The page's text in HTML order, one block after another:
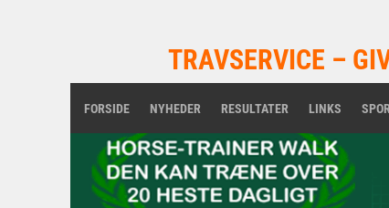
TRAVSERVICE –
FORSIDE NYHEDER RESULTATER LINKS